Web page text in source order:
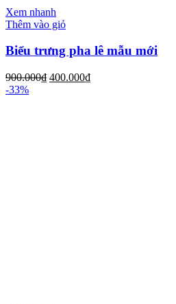
Xem nhanh
Thêm vào giỏ
Biểu trưng pha lê mẫu mới
900.000₫ 400.000₫
-33%